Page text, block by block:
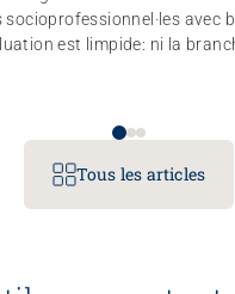
socioprofessionnel·les avec
est limpide: ni la
dans les trois à quatre
compétences opérationnelles
le moment.Tous les articles